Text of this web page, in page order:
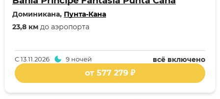
Доминикана, Пунта-Кана
23,8 км до аэропорта
всё включено
С13.11.2026 9 ночей
от 577 279 ₽